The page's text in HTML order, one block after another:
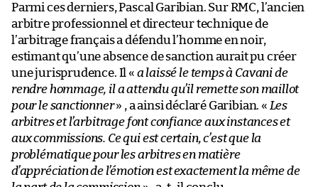
Parmi ces derniers, Pascal Garibian. Sur RMC, l’ancien
arbitre professionnel et directeur technique de
l’arbitrage français a défendu l’homme en noir,
estimant qu’une absence de sanction aurait pu créer
une jurisprudence. Il « a laissé le temps à Cavani de
rendre hommage, il a attendu qu’il remette son maillot
pour le sanctionner» , a ainsi déclaré Garibian. « Les
arbitres et l’arbitrage font confiance aux instances et
aux commissions. Ce qui est certain, c’est que la
problématique pour les arbitres en matière
d’appréciation de l’émotion est exactement la même de